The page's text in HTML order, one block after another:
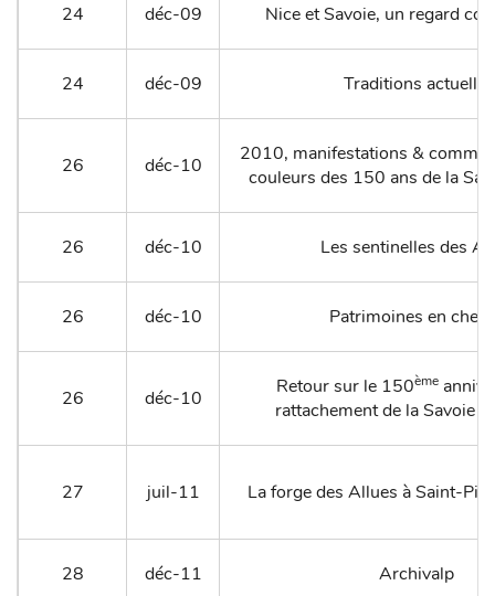
24 déc-09 Nice et Savoie, un regard
24 déc-09 Traditions actuelles
26 déc-10
2010, manifestations &
couleurs des 150 ans de la
26 déc-10 Les sentinelles des
26 déc-10 Patrimoines en
26 déc-10 Retour sur le 150ème
rattachement de la Savoie à
27 juil-11 La forge des Allues à Saint-
28 déc-11 Archivalp